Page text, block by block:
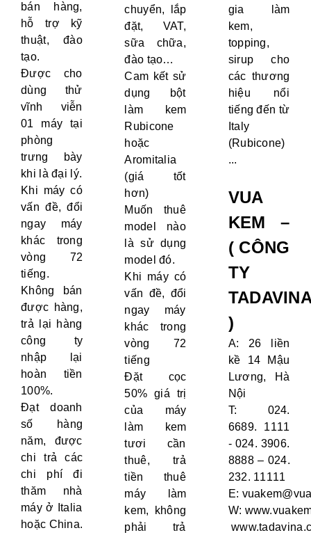
bán hàng,
hỗ trợ kỹ
thuật, đào
tạo.
Được cho
dùng thử
vĩnh viễn
01 máy tại
phòng
trưng bày
khi là đại lý.
Khi máy có
vấn đề, đổi
ngay máy
khác trong
vòng 72
tiếng.
Không bán
được hàng,
trả lại hàng
công ty
nhập lại
hoàn tiền
100%.
Đạt doanh
số hàng
năm, được
chi trả các
chi phí đi
thăm nhà
máy ở Italia
hoặc China.
chuyển, lắp
đặt, VAT,
sữa chữa,
đào tạo…
Cam kết sử
dụng bột
làm kem
Rubicone
hoặc
Aromitalia
(giá tốt
hơn)
Muốn thuê
model nào
là sử dụng
model đó.
Khi máy có
vấn đề, đổi
ngay máy
khác trong
vòng 72
tiếng
Đặt cọc
50% giá trị
của máy
làm kem
tươi cần
thuê, trả
tiền thuê
máy làm
kem, không
phải trả
gia làm
kem,
topping,
sirup cho
các thương
hiệu nổi
tiếng đến từ
Italy
(Rubicone)
...
VUA
KEM –
( CÔNG
TY
)
A: 26 liền
kề 14 Mậu
Lương, Hà
Nội
T: 024.
6689. 1111
- 024. 3906.
8888 – 024.
232. 11111
E:
W: